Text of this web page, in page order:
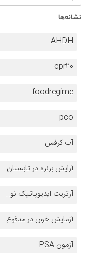
نشانه‌ها
AHDH
cpr20
foodregime
pco
آب کرفس
آرایش برنزه در تابستان
آرتریت ایدیوپاتیک نوجوانان
آزمایش خون در مدفوع
آزمون PSA